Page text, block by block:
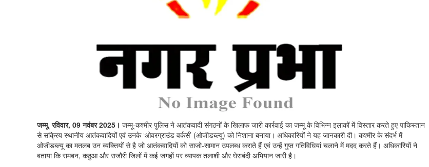
जम्मू, रविवार, 09 नवंबर 2025। जम्मू-कश्मीर पुलिस ने आतंकवादी संगठनों के खिलाफ जारी कार्रवाई का जम्मू के विभिन्न इलाकों में विस्तार करते हुए पाकिस्तान
से सक्रिय स्थानीय आतंकवादियों एवं उनके ‘ओवरग्राउंड वर्कर्स’ (ओजीडब्ल्यू) को निशाना बनाया। अधिकारियों ने यह जानकारी दी। कश्मीर के संदर्भ में
ओजीडब्ल्यू का मतलब उन व्यक्तियों से है जो आतंकवादियों को साजो-सामान उपलब्ध कराते हैं एवं उन्हें गुप्त गतिविधियां चलाने में मदद करते हैं। अधिकारियों ने
बताया कि रामबन, कठुआ और राजौरी जिलों में कई जगहों पर व्यापक तलाशी और घेराबंदी अभियान जारी है।